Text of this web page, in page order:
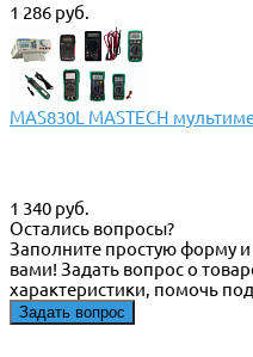
1 286 руб.
MAS830L MASTECH
1 340 руб.
Остались вопросы?
Заполните простую форму
вами! Задать вопрос о
характеристики, помочь
Задать вопрос